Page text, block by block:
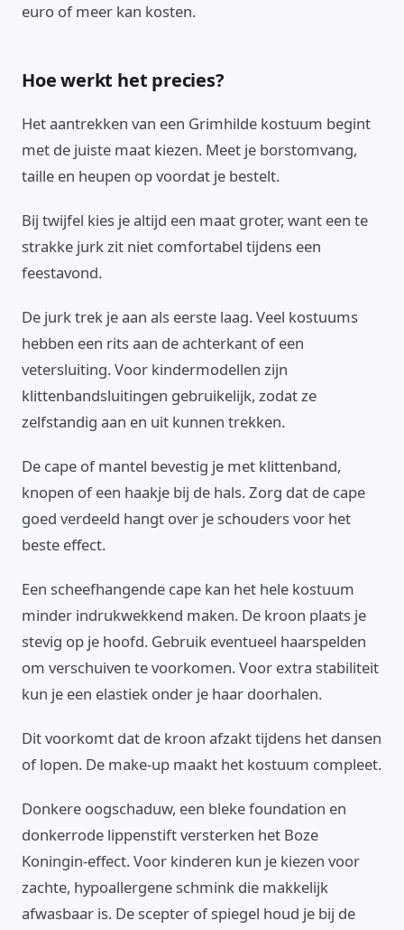
euro of meer kan kosten.
Hoe werkt het precies?
Het aantrekken van een Grimhilde kostuum begint
met de juiste maat kiezen. Meet je borstomvang,
taille en heupen op voordat je bestelt.
Bij twijfel kies je altijd een maat groter, want een te
strakke jurk zit niet comfortabel tijdens een
feestavond.
De jurk trek je aan als eerste laag. Veel kostuums
hebben een rits aan de achterkant of een
vetersluiting. Voor kindermodellen zijn
klittenbandsluitingen gebruikelijk, zodat ze
zelfstandig aan en uit kunnen trekken.
De cape of mantel bevestig je met klittenband,
knopen of een haakje bij de hals. Zorg dat de cape
goed verdeeld hangt over je schouders voor het
beste effect.
Een scheefhangende cape kan het hele kostuum
minder indrukwekkend maken. De kroon plaats je
stevig op je hoofd. Gebruik eventueel haarspelden
om verschuiven te voorkomen. Voor extra stabiliteit
kun je een elastiek onder je haar doorhalen.
Dit voorkomt dat de kroon afzakt tijdens het dansen
of lopen. De make-up maakt het kostuum compleet.
Donkere oogschaduw, een bleke foundation en
donkerrode lippenstift versterken het Boze
Koningin-effect. Voor kinderen kun je kiezen voor
zachte, hypoallergene schmink die makkelijk
afwasbaar is. De scepter of spiegel houd je bij de